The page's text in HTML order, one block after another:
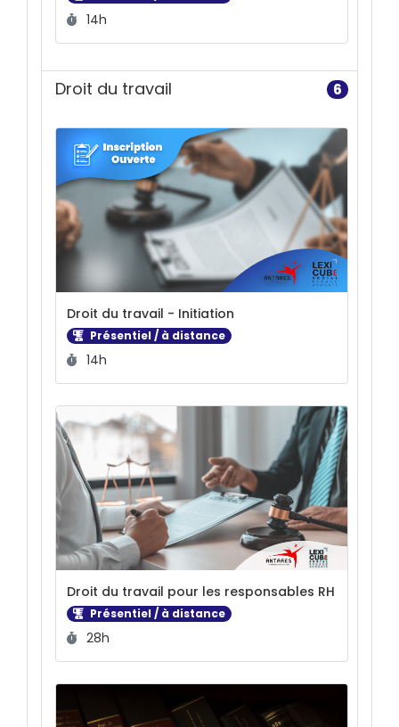
Durée :
14h
Droit du travail 6
Droit du travail - Initiation
Présentiel / à distance
Durée :
14h
Droit du travail pour les responsables RH
Présentiel / à distance
Durée :
28h